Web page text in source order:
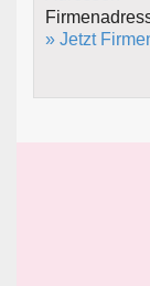
» Jetzt